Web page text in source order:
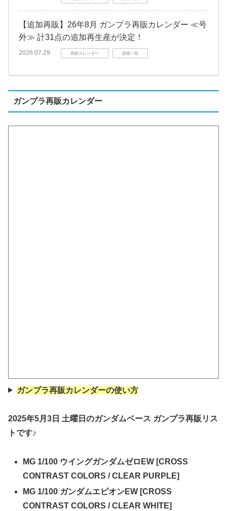
【追加再販】26年8月 ガンプラ再販カレンダー ≪号
外≫ 計31点の追加再生産が決定！
2026.07.29 再販カレンダー 投稿一覧
ガンプラ再販カレンダー
ガンプラ再販カレンダーの使い方
2025年5月3日 土曜日のガンダムベース ガンプラ再販リス
トです♪
MG 1/100 ウイングガンダムゼロEW [CROSS
CONTRAST COLORS / CLEAR PURPLE]
MG 1/100 ガンダムエピオンEW [CROSS
CONTRAST COLORS / CLEAR WHITE]